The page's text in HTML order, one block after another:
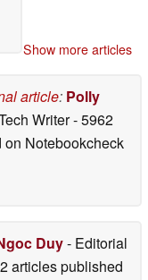
Show more articles
article: Polly
Writer- 5962
Notebookcheck
Duy- Editorial
articles published